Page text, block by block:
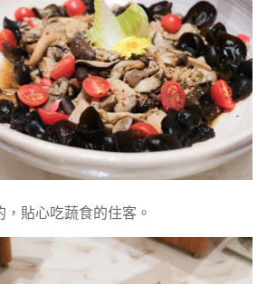
貼心吃蔬食的住客。